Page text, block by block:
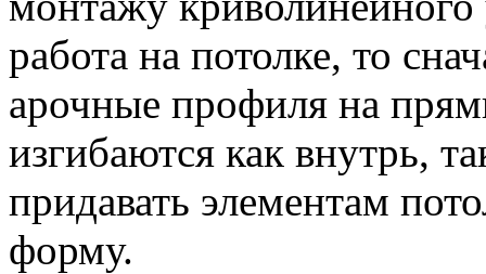
работа на потолке, то
арочные профиля на
изгибаются как внутрь,
придавать элементам
форму.